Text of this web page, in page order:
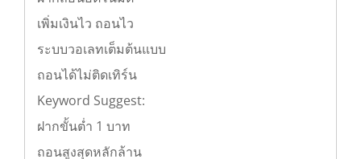
ฝากถอนอัตโนมัติ
เพิ่มเงินไว ถอนไว
ระบบวอเลทเต็มต้นแบบ
ถอนได้ไม่ติดเทิร์น
Keyword Suggest:
ฝากขั้นต่ำ 1 บาท